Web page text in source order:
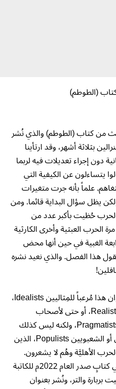
(الطوطم)
من كتاب (الطوطم) والذي نُشر
بثلاثة أشهر، وقد ارتأينا
دون إجراء تعديلات فيه لربما
يتساءلون عن الكيفية التي
علماً بأنه جرت متغيرات
يظل سؤال البداية قائما. ومن
حُظيت بأكبر عدد من
الحرب العبثية وأخرى الكارثية
الغبية في حين أنها محض
هذا الفصل. والذي نعيد نشره
قد يبدو سؤال العنوان هذا مُرعباً للمِثاليين Idealists،
وكذلك للواقعيين Realists، أو حتى لأصحاب
الفلسفة الذرائعيَّة Pragmatists، ولكنه ليس كذلك
بالنسبة لعوام الناس أو الشعبويين Populists، الذين
الأهليَّة وهُم لا يشعرون.
ذلك ما يبدو جلياً في كتابٍ صدر العام 2022م للكاتبة
بربارة والتر، ونُشر بعنوان